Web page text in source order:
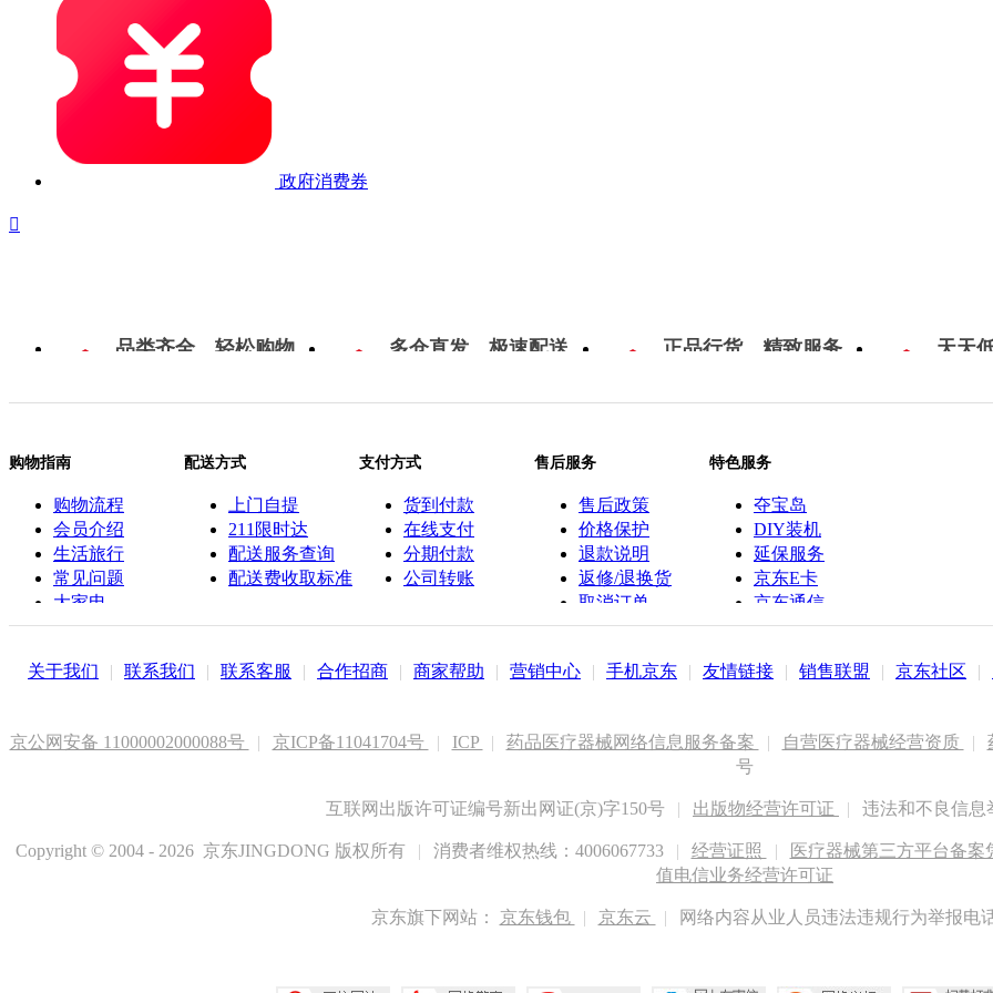
政府消费券

品类齐全，轻松购物 多仓直发，极速配送 正品行货，精致服务 天天
购物指南
购物流程
会员介绍
生活旅行
常见问题
大家电
联系客服
配送方式
上门自提
211限时达
配送服务查询
配送费收取标准
支付方式
货到付款
在线支付
分期付款
公司转账
售后服务
售后政策
价格保护
退款说明
返修/退换货
取消订单
特色服务
夺宝岛
DIY装机
延保服务
京东E卡
京东通信
京鱼座智能
关于我们 | 联系我们 | 联系客服 | 合作招商 | 商家帮助 | 营销中心 | 手机京东 | 友情链接 | 销售联盟 | 京东社区 |
京公网安备 11000002000088号 | 京ICP备11041704号 | ICP | 药品医疗器械网络信息服务备案 | 自营医疗器械经营资质 |
号
互联网出版许可证编号新出网证(京)字150号 | 出版物经营许可证 | 违法和不良信息
Copyright © 2004 - 2026 京东JINGDONG 版权所有 | 消费者维权热线：4006067733 | 经营证照 | 医疗器械第三方平台备案
值电信业务经营许可证
京东旗下网站： 京东钱包 | 京东云 | 网络内容从业人员违法违规行为举报电